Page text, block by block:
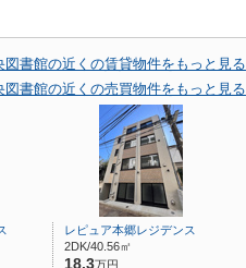
図書館の近くの賃貸物件をもっと見る
図書館の近くの売買物件をもっと見る
レピュア本郷レジデンス
2DK/40.56㎡
18.3万円